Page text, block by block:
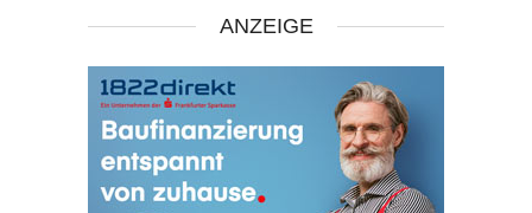
ANZEIGE